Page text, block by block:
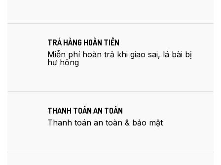
TRẢ HÀNG HOÀN TIỀN
Miễn phí hoàn trả khi giao sai, lá bài bị
hư hỏng
THANH TOÁN AN TOÀN
Thanh toán an toàn & bảo mật